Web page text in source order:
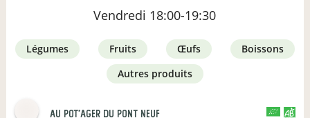
Vendredi 18:00-19:30
légumes fruits œufs
boissons
autres produits
Au Pot'ager Du Pont Neuf